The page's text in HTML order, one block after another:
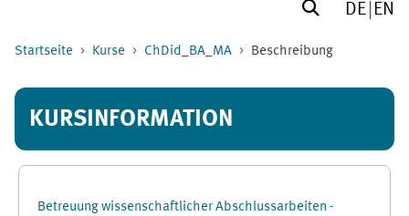
DE EN
Startseite Kurse ChDid_BA_MA Beschreibung
KURSINFORMATION
Betreuung wissenschaftlicher Abschlussarbeiten -